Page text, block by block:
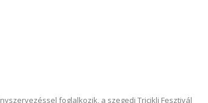
foglalkozik, a szegedi Tricikli Fesztivál